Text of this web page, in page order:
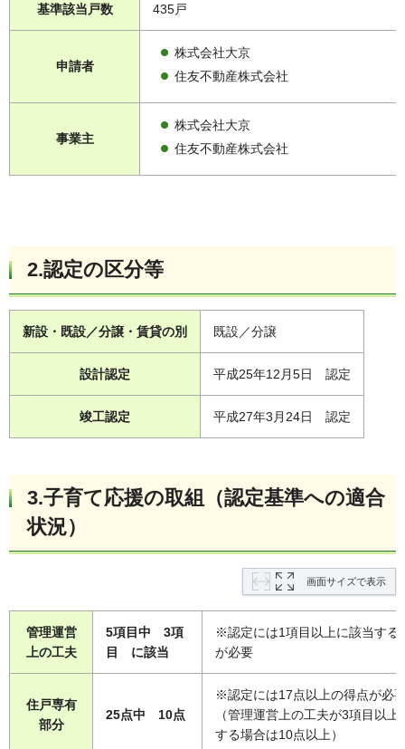
基準該当戸数 435戸
申請者
株式会社大京
住友不動産株式会社
事業主
株式会社大京
住友不動産株式会社
2.認定の区分等
新設・既設／分譲・賃貸の別 既設／分譲
設計認定 平成25年12月5日 認定
竣工認定 平成27年3月24日 認定
3.子育て応援の取組（認定基準への適合
状況）
画面サイズで表示
管理運営
上の工夫
5項目中 3項
目 に該当
※認定には1項目以上に該当する
が必要
住戸専有
部分
25点中 10点
※認定には17点以上の得点が必
（管理運営上の工夫が3項目以上
する場合は10点以上）